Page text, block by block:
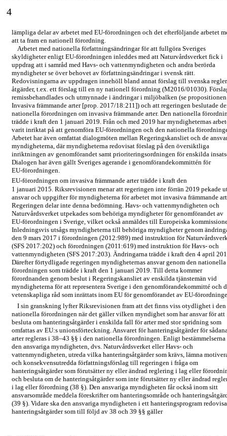
4
lämpliga delar av arbetet med EU-förordningen och det efterföljande arbetet
att ta fram en nationell förordning.
Arbetet med nationella författningsändringar för att fullgöra Sveriges
skyldigheter enligt EU-förordningen inleddes med att Naturvårdsverket fick i
uppdrag att i samråd med Havs- och vattenmyndigheten och andra berörda
myndigheter se över behovet av författningsändringar i svensk rätt.
Redovisningarna av uppdragen innehöll bland annat förslag till svenska
åtgärder, t.ex. ett förslag till en ny nationell förordning (M2016/01030).
remissbehandlades och utmynnade i ändringar i miljöbalken (se propositionen
Invasiva främmande arter [prop. 2017/18:211]) och att regeringen beslutade
nationella förordningen om invasiva främmande arter. Den nationella
trädde i kraft den 1 januari 2019. Från och med 2019 har myndigheternas
varit inriktat på att genomföra EU-förordningen och den nationella
Arbetet har även omfattat dialogmöten mellan Regeringskansliet och de
myndigheterna, där myndigheterna redovisat förslag på den översiktliga
inriktningen av genomförandet samt prioriteringsordningen för enskilda
Dialogen har även gällt Sveriges agerande i genomförandekommittén för
EU-förordningen.
EU-förordningen om invasiva främmande arter trädde i kraft den
1 januari 2015. Riksrevisionen menar att regeringen inte förrän 2019 pekade
ansvar och uppgifter för myndigheterna för arbetet mot invasiva främmande
Regeringen delar inte denna bedömning. Havs- och vattenmyndigheten och
Naturvårdsverket utpekades som behöriga myndigheter för genomförandet av
EU-förordningen i Sverige, vilket också anmäldes till Europeiska
Inledningsvis utsågs myndigheterna till behöriga myndigheter genom
den 9 mars 2017 i förordningen (2012:989) med instruktion för
(SFS 2017:202) och förordningen (2011:619) med instruktion för Havs- och
vattenmyndigheten (SFS 2017:203). Ändringarna trädde i kraft den 4 april
Därefter förtydligade regeringen myndigheternas ansvar genom den nationella
förordningen som trädde i kraft den 1 januari 2019. Till detta kommer
förordnanden genom beslut i Regeringskansliet av enskilda tjänstemän vid
myndigheterna för att representera Sverige i den genomförandekommitté och
vetenskapliga råd som inrättats inom EU för genomförandet av EU-
I sin granskning lyfter Riksrevisionen fram att det finns viss otydlighet i den
nationella förordningen när det gäller vilken myndighet som har ansvar för att
besluta om hanteringsåtgärder i enskilda fall för arter med stor spridning som
omfattas av EU:s unionsförteckning. Ansvaret för hanteringsåtgärder för
arter regleras i 38–43 §§ i den nationella förordningen. Enligt bestämmelserna
den ansvariga myndigheten, dvs. Naturvårdsverket eller Havs- och
vattenmyndigheten, utreda vilka hanteringsåtgärder som krävs, lämna
och konsekvensutredda författningsförslag till regeringen i fråga om
hanteringsåtgärder som förutsätter ny eller ändrad reglering i lag eller
och besluta om de hanteringsåtgärder som inte förutsätter ny eller ändrad
i lag eller förordning (38 §). Den ansvariga myndigheten får också inom sitt
ansvarsområde meddela föreskrifter om hanteringsområde och
(39 §). Vidare ska den ansvariga myndigheten i ett hanteringsprogram redovisa
hanteringsåtgärder som till följd av 38 och 39 §§ gäller